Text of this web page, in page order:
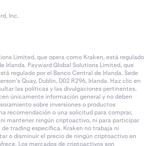
Inc.
Limited, que opera como Kraken, está regulado
Irlanda. Payward Global Solutions Limited, que
regulado por el Banco Central de Irlanda. Sede
Quay, Dublin, D02 R296, Irlanda. Haz clic en
las políticas y las divulgaciones pertinentes.
únicamente información general y no deben
sobre inversiones o productos
recomendación o una solicitud para comprar,
mantener ningún criptoactivo, ni para participar
trading específica. Kraken no trabaja ni
o disminuir el precio de ningún criptoactivo en
Los mercados de criptoactivos son